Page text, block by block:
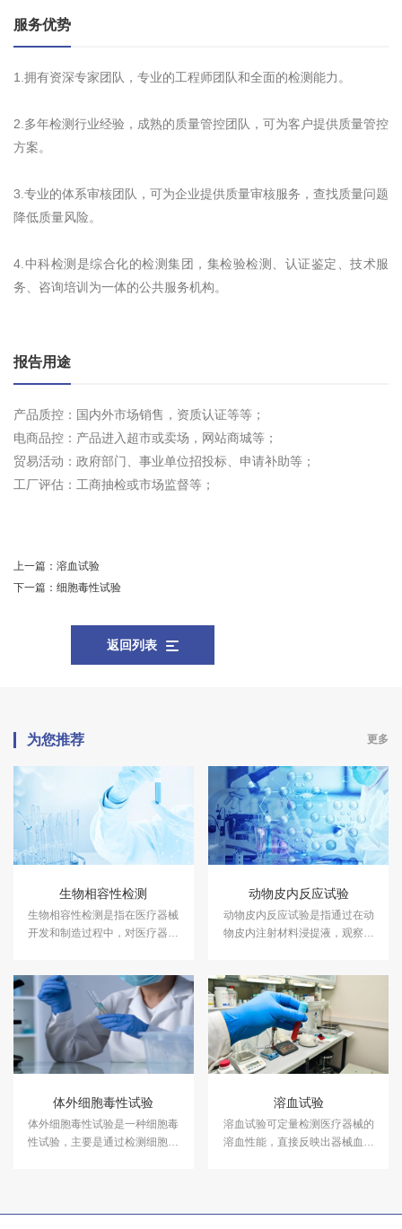
服务优势
1.拥有资深专家团队，专业的工程师团队和全面的检测能力。
2.多年检测行业经验，成熟的质量管控团队，可为客户提供质量管控
方案。
3.专业的体系审核团队，可为企业提供质量审核服务，查找质量问题
降低质量风险。
4.中科检测是综合化的检测集团，集检验检测、认证鉴定、技术服
务、咨询培训为一体的公共服务机构。
报告用途
产品质控：国内外市场销售，资质认证等等；
电商品控：产品进入超市或卖场，网站商城等；
贸易活动：政府部门、事业单位招投标、申请补助等；
工厂评估：工商抽检或市场监督等；
上一篇： 溶血试验
下一篇： 细胞毒性试验
返回列表
为您推荐 更多
生物相容性检测
生物相容性检测是指在医疗器械
开发和制造过程中，对医疗器械
动物皮内反应试验
动物皮内反应试验是指通过在动
物皮内注射材料浸提液，观察材
体外细胞毒性试验
体外细胞毒性试验是一种细胞毒
性试验，主要是通过检测细胞对
可为您提供专业的体外细胞毒性
溶血试验
溶血试验可定量检测医疗器械的
溶血性能，直接反映出器械血液
风险监测和评估的专业依据。中